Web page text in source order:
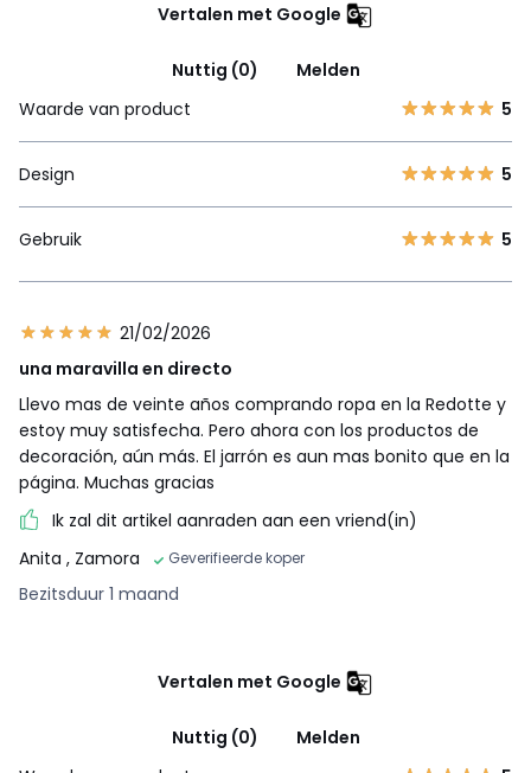
Vertalen met Google
Nuttig (0)
Melden
Waarde van product
5
Design 5
Gebruik 5
21/02/2026
una maravilla en directo
Llevo mas de veinte años comprando ropa en la Redotte y
estoy muy satisfecha. Pero ahora con los productos de
decoración, aún más. El jarrón es aun mas bonito que en la
página. Muchas gracias
Ik zal dit artikel aanraden aan een vriend(in)
Anita , Zamora Geverifieerde koper
Bezitsduur 1 maand
Vertalen met Google
Nuttig (0)
Melden